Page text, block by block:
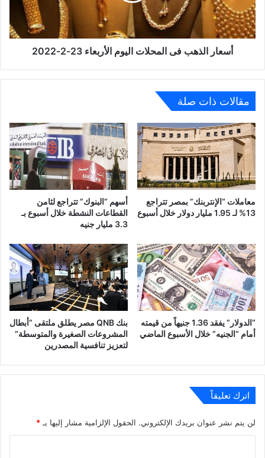
23-
2-
2022
أسعار الذهب فى المحلات اليوم الأربعاء 23-2-2022
مقالات ذات صلة
معاملات “الإنتربنك” بمصر تتراجع
13% لـ 1.95 مليار دولار خلال أسبوع
أسهم “البنوك” تتراجع لثامن
القطاعات النشطة خلال أسبوع بـ
3.3 مليار جنيه
“الدولار” يفقد 1.36 جنيهاً من قيمته
أمام “الجنيه” خلال الأسبوع الماضي
بنك QNB مصر يطلق ملتقى “أبطال
المشروعات الصغيرة والمتوسطة”
لتعزيز تنافسية المصدرين
اترك تعليقاً
لن يتم نشر عنوان بريدك الإلكتروني. الحقول الإلزامية مشار إليها بـ *